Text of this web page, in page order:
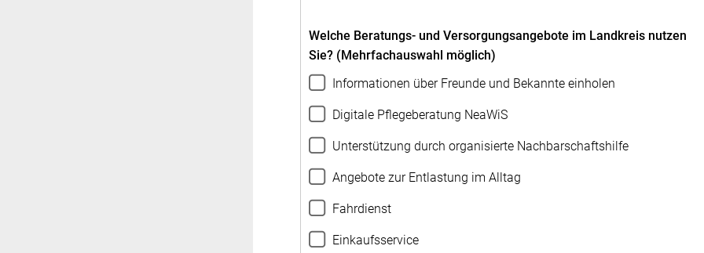
Welche Beratungs- und Versorgungsangebote im Landkreis nutzen
Sie? (Mehrfachauswahl möglich)
Informationen über Freunde und Bekannte einholen
Digitale Pflegeberatung NeaWiS
Unterstützung durch organisierte Nachbarschaftshilfe
Angebote zur Entlastung im Alltag
Fahrdienst
Einkaufsservice